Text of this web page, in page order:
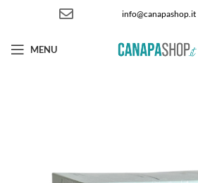
info@canapashop.it
MENU